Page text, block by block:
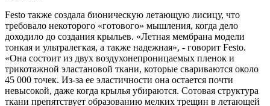
Festo также создала бионическую летающую лисицу, что
требовало некоторого «готового» мышления, когда дело
доходило до создания крыльев. «Летная мембрана модели
тонкая и ультралегкая, а также надежная», - говорит Festo.
«Она состоит из двух воздухонепроницаемых пленок и
трикотажной эластановой ткани, которые свариваются около
45 000 точек. Из-за ее эластичности она остается почти
невысокой, даже когда крылья убираются. Сотовая структура
ткани препятствует образованию мелких трещин в летающей